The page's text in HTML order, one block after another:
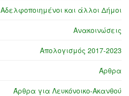
Αδελφοποιημένοι και άλλοι Δήμοι
Ανακοινώσεις
Απολογισμός 2017-2023
Άρθρα
Άρθρα για Λευκόνοικο-Ακανθού